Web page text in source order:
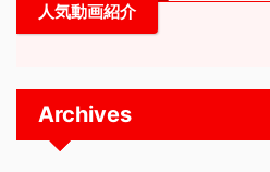
人気動画紹介
Archives